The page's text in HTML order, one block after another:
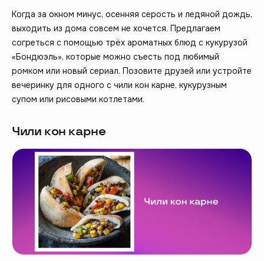
Когда за окном минус, осенняя серость и ледяной дождь,
выходить из дома совсем не хочется. Предлагаем
согреться с помощью трёх ароматных блюд с кукурузой
«Бондюэль», которые можно съесть под любимый
ромком или новый сериал. Позовите друзей или устройте
вечеринку для одного с чили кон карне, кукурузным
супом или рисовыми котлетами.
Чили кон карне